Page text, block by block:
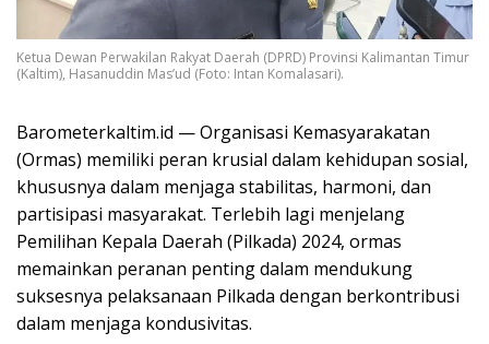
Ketua Dewan Perwakilan Rakyat Daerah (DPRD) Provinsi Kalimantan Timur
(Kaltim), Hasanuddin Mas’ud (Foto: Intan Komalasari).
Barometerkaltim.id — Organisasi Kemasyarakatan
(Ormas) memiliki peran krusial dalam kehidupan sosial,
khususnya dalam menjaga stabilitas, harmoni, dan
partisipasi masyarakat. Terlebih lagi menjelang
Pemilihan Kepala Daerah (Pilkada) 2024, ormas
memainkan peranan penting dalam mendukung
suksesnya pelaksanaan Pilkada dengan berkontribusi
dalam menjaga kondusivitas.